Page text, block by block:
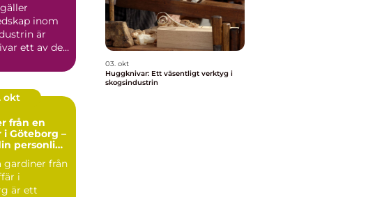
inom
är
ett av de
okt
från en
Göteborg –
personliga
gardiner från
i
är ett
03. okt
Huggknivar: Ett väsentligt verktyg i
skogsindustrin